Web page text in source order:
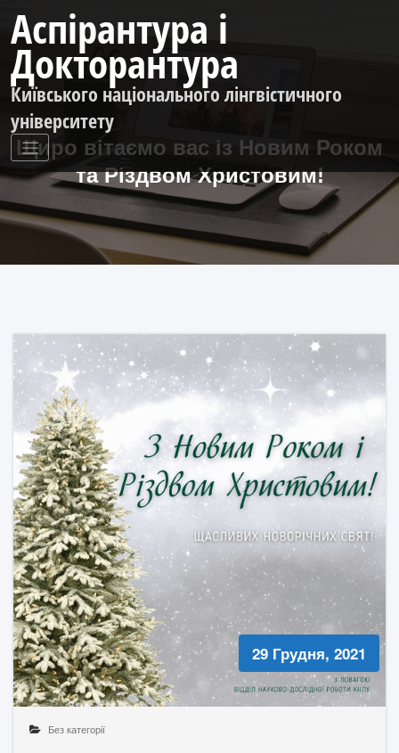
контенту
Аспірантура і
Докторантура
Київського національного лінгвістичного
університету
Щиро вітаємо вас із Новим Роком
та Різдвом Христовим!
29 Грудня, 2021
Без категорії